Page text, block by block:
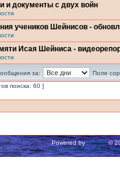
и документы с двух войн
учеников Шейнисов -
Исая Шейниса -
за:
Поле
поиска: 60 ]
Powered byphpBB©
Русская поддержка